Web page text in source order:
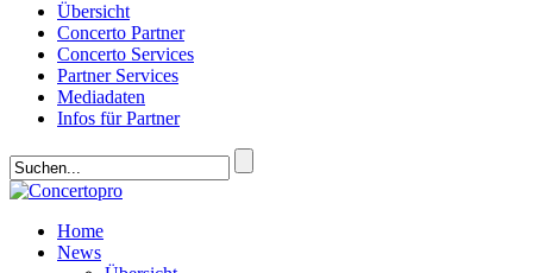
Übersicht
Concerto Partner
Concerto Services
Partner Services
Mediadaten
Infos für Partner
Home
News